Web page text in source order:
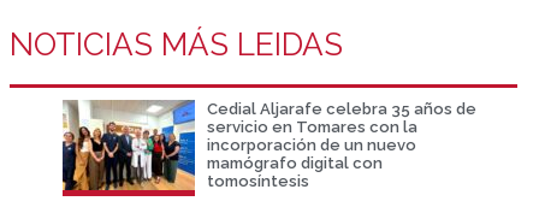
NOTICIAS MÁS LEIDAS
Cedial Aljarafe celebra 35 años de
servicio en Tomares con la
incorporación de un nuevo
mamógrafo digital con
tomosíntesis